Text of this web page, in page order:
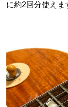
に約2回分使えま